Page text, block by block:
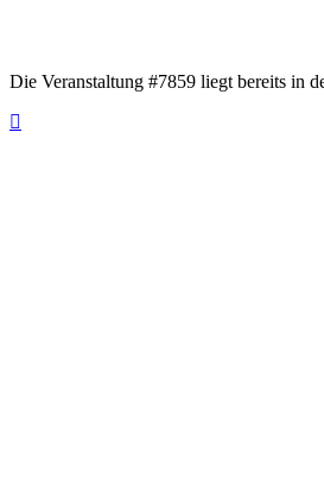
Die Veranstaltung #7859 liegt bereits in